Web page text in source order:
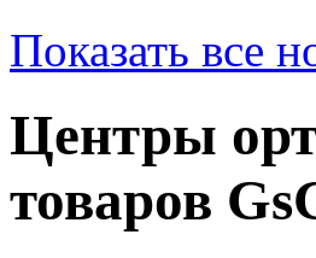
Показать все
Центры
товаров